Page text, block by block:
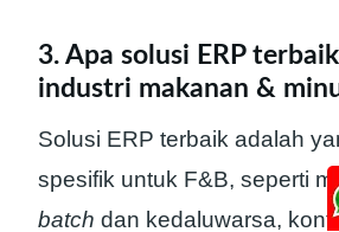
3. Apa solusi ERP
industri makanan &
Solusi ERP terbaik adalah
spesifik untuk F&B, seperti
batch dan kedaluwarsa,